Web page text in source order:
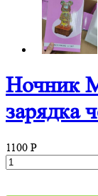
Ночник
зарядка
1100 P